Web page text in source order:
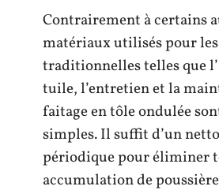
Contrairement à certains
matériaux utilisés pour
traditionnelles telles que
tuile, l’entretien et la
faitage en tôle ondulée
simples. Il suffit d’un
périodique pour éliminer
accumulation de